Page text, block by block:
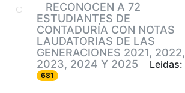
RECONOCEN A 72
ESTUDIANTES DE
CONTADURÍA CON NOTAS
LAUDATORIAS DE LAS
GENERACIONES 2021, 2022,
2023, 2024 Y 2025
Leidas:
681